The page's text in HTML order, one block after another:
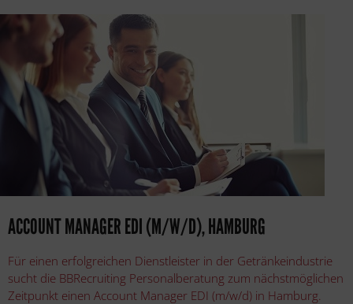
ACCOUNT MANAGER EDI (M/W/D), HAMBURG
Für einen erfolgreichen Dienstleister in der Getränkeindustrie
sucht die BBRecruiting Personalberatung zum nächstmöglichen
Zeitpunkt einen Account Manager EDI (m/w/d) in Hamburg.